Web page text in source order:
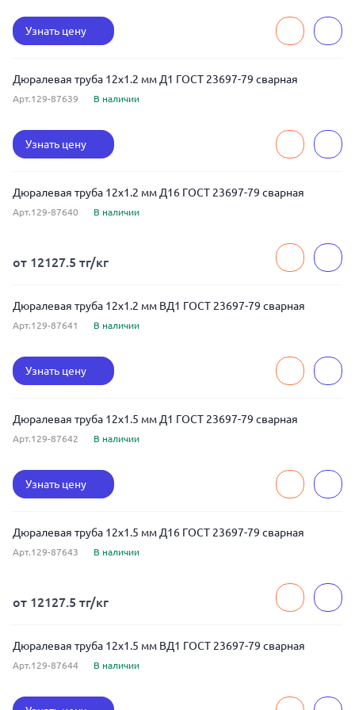
Узнать цену
Дюралевая труба 12x1.2 мм Д1 ГОСТ 23697-79 сварная
Арт.129-87639 В наличии
Узнать цену
Дюралевая труба 12x1.2 мм Д16 ГОСТ 23697-79 сварная
Арт.129-87640 В наличии
от 12127.5 тг/кг
Дюралевая труба 12x1.2 мм ВД1 ГОСТ 23697-79 сварная
Арт.129-87641 В наличии
Узнать цену
Дюралевая труба 12x1.5 мм Д1 ГОСТ 23697-79 сварная
Арт.129-87642 В наличии
Узнать цену
Дюралевая труба 12x1.5 мм Д16 ГОСТ 23697-79 сварная
Арт.129-87643 В наличии
от 12127.5 тг/кг
Дюралевая труба 12x1.5 мм ВД1 ГОСТ 23697-79 сварная
Арт.129-87644 В наличии